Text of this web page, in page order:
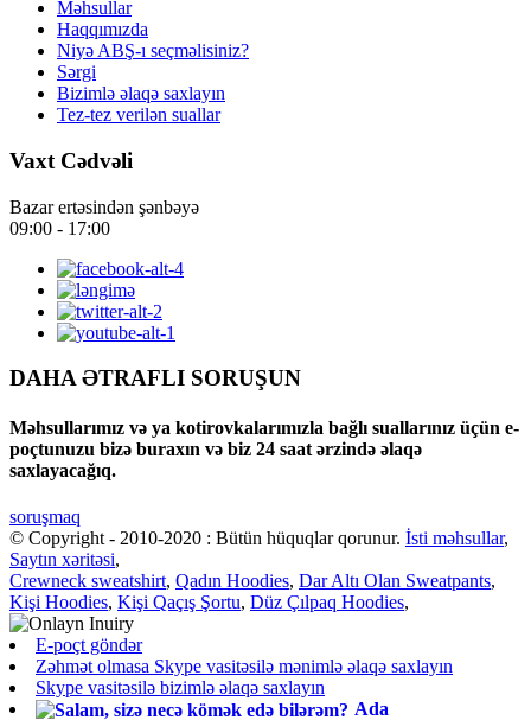
Məhsullar
Haqqımızda
Niyə ABŞ-ı seçməlisiniz?
Sərgi
Bizimlə əlaqə saxlayın
Tez-tez verilən suallar
Vaxt Cədvəli
Bazar ertəsindən şənbəyə
09:00 - 17:00
DAHA ƏTRAFLI SORUŞUN
Məhsullarımız və ya kotirovkalarımızla bağlı suallarınız üçün e-
poçtunuzu bizə buraxın və biz 24 saat ərzində əlaqə
saxlayacağıq.
soruşmaq
© Copyright - 2010-2020 : Bütün hüquqlar qorunur. İsti məhsullar,
Saytın xəritəsi,
Crewneck sweatshirt, Qadın Hoodies, Dar Altı Olan Sweatpants,
Kişi Hoodies, Kişi Qaçış Şortu, Düz Çılpaq Hoodies,
E-poçt göndər
Zəhmət olmasa Skype vasitəsilə mənimlə əlaqə saxlayın
Skype vasitəsilə bizimlə əlaqə saxlayın
Ada